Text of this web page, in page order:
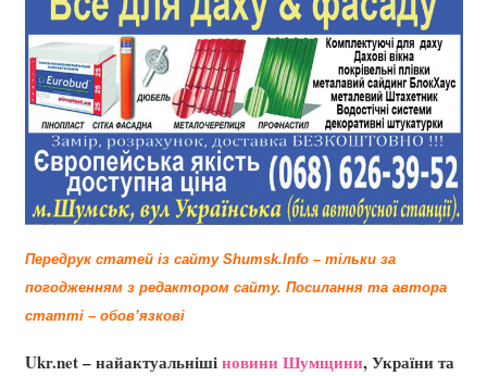
Передрук статей із сайту Shumsk.Info – тільки за
погодженням з редактором сайту. Посилання та автора
статті – обов’язкові
Ukr.net – найактуальнішіновини Шумщини, України та